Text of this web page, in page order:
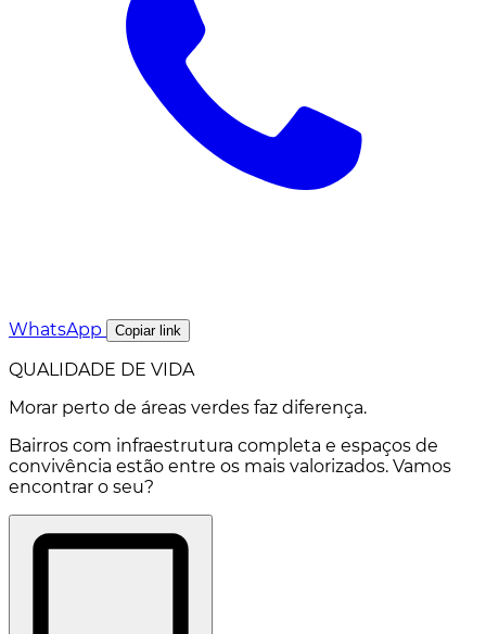
WhatsApp Copiar link
QUALIDADE DE VIDA
Morar perto de áreas verdes faz diferença.
Bairros com infraestrutura completa e espaços de
convivência estão entre os mais valorizados. Vamos
encontrar o seu?